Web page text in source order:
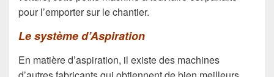
pour l’emporter sur le chantier.
Le système d’Aspiration
En matière d’aspiration, il existe des machines